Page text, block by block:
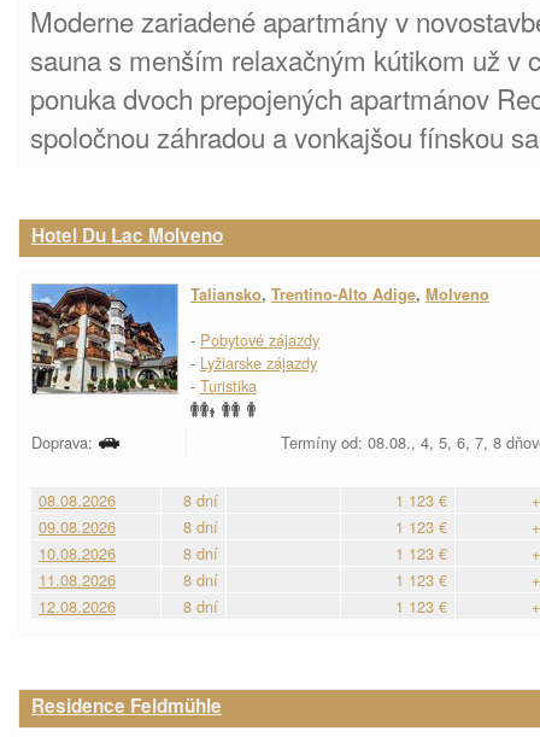
Moderne zariadené apartmány v
sauna s menším relaxačným kútikom už v
ponuka dvoch prepojených apartmánov
spoločnou záhradou a vonkajšou fínskou
Hotel Du Lac Molveno
Taliansko, Trentino-Alto Adige, Molveno
- Pobytové zájazdy
- Lyžiarske zájazdy
- Turistika
Doprava: Termíny od: 08.08., 4, 5, 6, 7, 8
08.08.2026 8 dní 1 123 €
09.08.2026
8 dní 1 123 €
10.08.2026
8 dní 1 123 €
11.08.2026
8 dní 1 123 €
12.08.2026
8 dní 1 123 €
Residence Feldmühle